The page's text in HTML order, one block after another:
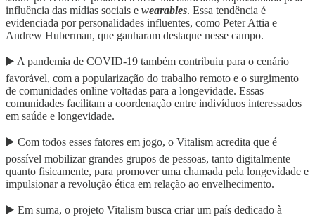
influência das mídias sociais e wearables. Essa tendência é
evidenciada por personalidades influentes, como Peter Attia e
Andrew Huberman, que ganharam destaque nesse campo.
▶️ A pandemia de COVID-19 também contribuiu para o cenário
favorável, com a popularização do trabalho remoto e o surgimento
de comunidades online voltadas para a longevidade. Essas
comunidades facilitam a coordenação entre indivíduos interessados
em saúde e longevidade.
▶️ Com todos esses fatores em jogo, o Vitalism acredita que é
possível mobilizar grandes grupos de pessoas, tanto digitalmente
quanto fisicamente, para promover uma chamada pela longevidade e
impulsionar a revolução ética em relação ao envelhecimento.
▶️ Em suma, o projeto Vitalism busca criar um país dedicado à